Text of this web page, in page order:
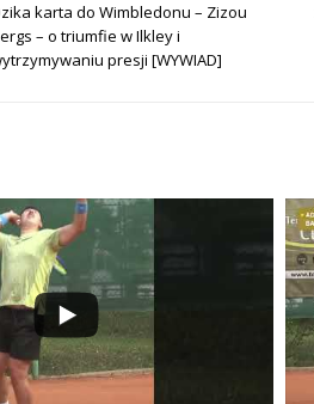
karta do Wimbledonu – Zizou
– o triumfie w Ilkley i
presji [WYWIAD]